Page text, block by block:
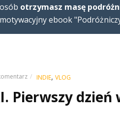
osób otrzymasz masę
motywacyjny ebook
INDIE, VLOG
Pierwszy dzień